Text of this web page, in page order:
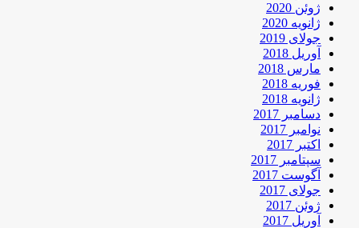
ژوئن 2020
ژانویه 2020
جولای 2019
آوریل 2018
مارس 2018
فوریه 2018
ژانویه 2018
دسامبر 2017
نوامبر 2017
اکتبر 2017
سپتامبر 2017
آگوست 2017
جولای 2017
ژوئن 2017
آوریل 2017